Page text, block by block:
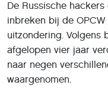
De Russische
inbreken bij de
uitzondering. Volgens
afgelopen vier jaar
naar negen
waargenomen.